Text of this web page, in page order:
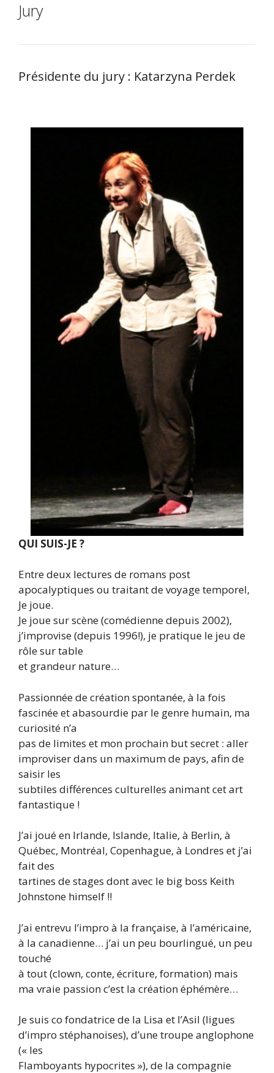
Jury
Présidente du jury : Katarzyna Perdek
QUI SUIS-JE ?
Entre deux lectures de romans post
apocalyptiques ou traitant de voyage temporel,
Je joue.
Je joue sur scène (comédienne depuis 2002),
j’improvise (depuis 1996!), je pratique le jeu de
rôle sur table
et grandeur nature…
Passionnée de création spontanée, à la fois
fascinée et abasourdie par le genre humain, ma
curiosité n’a
pas de limites et mon prochain but secret : aller
improviser dans un maximum de pays, afin de
saisir les
subtiles différences culturelles animant cet art
fantastique !
J’ai joué en Irlande, Islande, Italie, à Berlin, à
Québec, Montréal, Copenhague, à Londres et j’ai
fait des
tartines de stages dont avec le big boss Keith
Johnstone himself !!
J’ai entrevu l’impro à la française, à l’américaine,
à la canadienne… j’ai un peu bourlingué, un peu
touché
à tout (clown, conte, écriture, formation) mais
ma vraie passion c’est la création éphémère…
Je suis co fondatrice de la Lisa et l’Asil (ligues
d’impro stéphanoises), d’une troupe anglophone
(« les
Flamboyants hypocrites »), de la compagnie